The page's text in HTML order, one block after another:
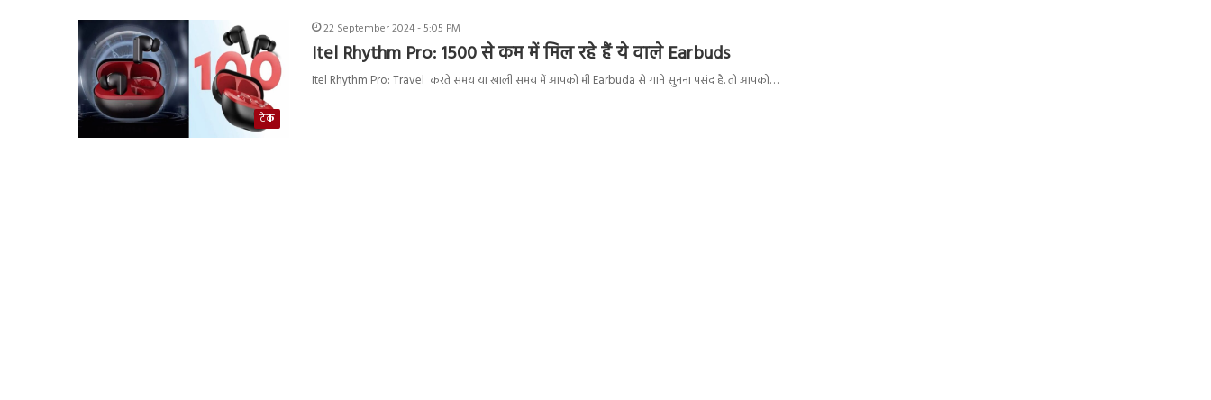
टेक
22 September 2024 - 5:05 PM
Itel Rhythm Pro: 1500 से कम में मिल रहे हैं ये वाले Earbuds
Itel Rhythm Pro: Travel करते समय या खाली समय में आपको भी Earbuda से गाने सुनना पसंद है. तो आपको…